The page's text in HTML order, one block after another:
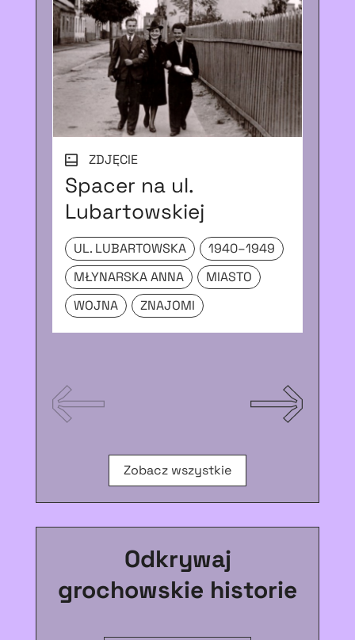
ZDJĘCIE
Spacer na ul.
Lubartowskiej
UL. LUBARTOWSKA
1940–1949
MŁYNARSKA ANNA
MIASTO
WOJNA
ZNAJOMI
Zobacz wszystkie
Odkrywaj
grochowskie historie